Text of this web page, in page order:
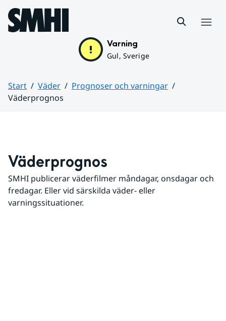
Hoppa till sidans innehåll
Varning
Gul, Sverige
Start Väder
Prognoser och varningar
Väderprognos
Väderprognos
SMHI publicerar väderfilmer måndagar, onsdagar och
fredagar. Eller vid särskilda väder- eller
varningssituationer.